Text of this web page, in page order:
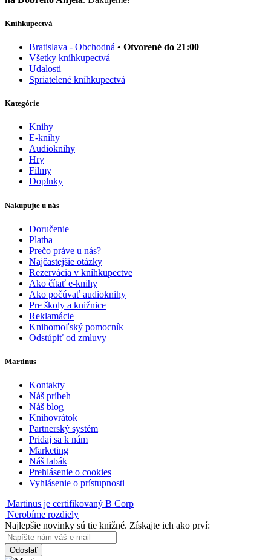
Kníhkupectvá
Bratislava - Obchodná • Otvorené do 21:00
Všetky kníhkupectvá
Udalosti
Spriatelené kníhkupectvá
Kategórie
Knihy
E-knihy
Audioknihy
Hry
Filmy
Doplnky
Nakupujte u nás
Doručenie
Platba
Prečo práve u nás?
Najčastejšie otázky
Rezervácia v kníhkupectve
Ako čítať e-knihy
Ako počúvať audioknihy
Pre školy a knižnice
Reklamácie
Knihomoľský pomocník
Odstúpiť od zmluvy
Martinus
Kontakty
Náš príbeh
Náš blog
Knihovrátok
Partnerský systém
Pridaj sa k nám
Marketing
Náš labák
Prehlásenie o cookies
Vyhlásenie o prístupnosti
Martinus je certifikovaný B Corp
Nerobíme rozdiely
Najlepšie novinky sú tie knižné. Získajte ich ako prví:
Odoslať